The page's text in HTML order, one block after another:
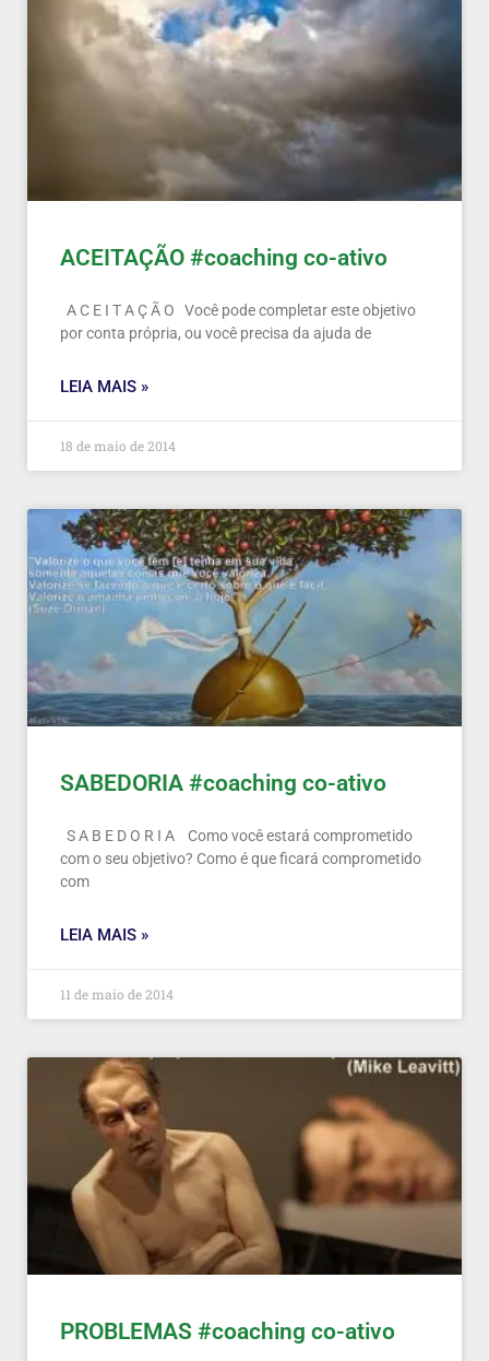
ACEITAÇÃO #coaching co-ativo
A C E I T A Ç Ã O Você pode completar este objetivo
por conta própria, ou você precisa da ajuda de
LEIA MAIS »
18 de maio de 2014
SABEDORIA #coaching co-ativo
S A B E D O R I A Como você estará comprometido
com o seu objetivo? Como é que ficará comprometido
com
LEIA MAIS »
11 de maio de 2014
PROBLEMAS #coaching co-ativo